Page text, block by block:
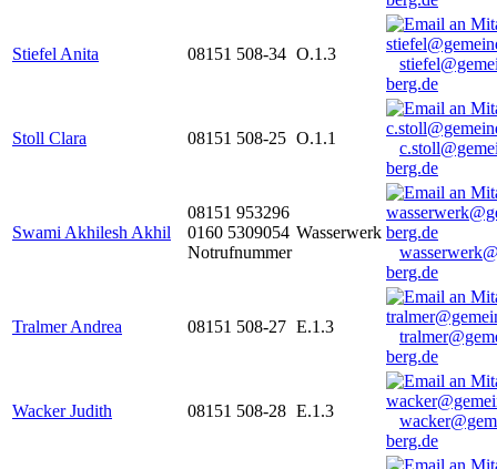
Stiefel Anita 08151 508-34 O.1.3
berg.de
Stoll Clara 08151 508-25 O.1.1
berg.de
Swami Akhilesh Akhil
08151 953296
0160 5309054
Notrufnummer
Wasserwerk
berg.de
Tralmer Andrea 08151 508-27 E.1.3
berg.de
Wacker Judith 08151 508-28 E.1.3
berg.de